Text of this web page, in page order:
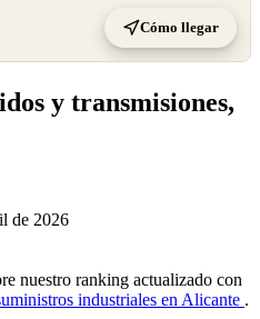
Cómo llegar
y transmisiones,
de 2026
nuestro ranking actualizado con
industriales en Alicante .